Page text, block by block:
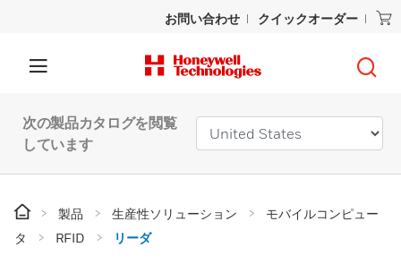
お問い合わせ クイックオーダー
次の製品カタログを閲覧
しています
製品 生産性ソリューション
モバイルコンピュー
タ
RFID リーダ